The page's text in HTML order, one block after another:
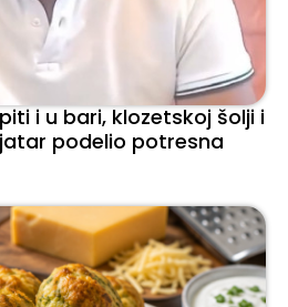
i u bari, klozetskoj šolji i
podelio potresna